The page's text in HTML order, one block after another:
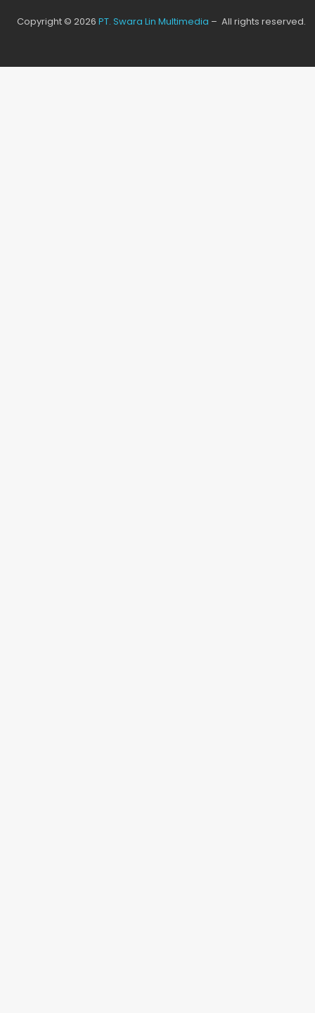
Copyright © 2026 PT. Swara Lin Multimedia – All rights reserved.